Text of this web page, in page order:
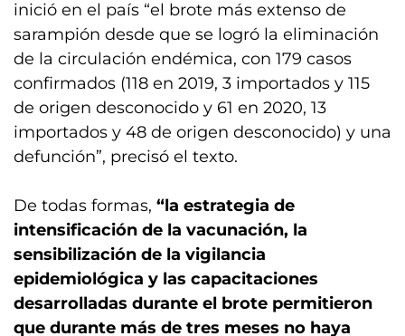
inició en el país “el brote más extenso de
sarampión desde que se logró la eliminación
de la circulación endémica, con 179 casos
confirmados (118 en 2019, 3 importados y 115
de origen desconocido y 61 en 2020, 13
importados y 48 de origen desconocido) y una
defunción”, precisó el texto.
De todas formas, “la estrategia de
intensificación de la vacunación, la
sensibilización de la vigilancia
epidemiológica y las capacitaciones
desarrolladas durante el brote permitieron
que durante más de tres meses no haya